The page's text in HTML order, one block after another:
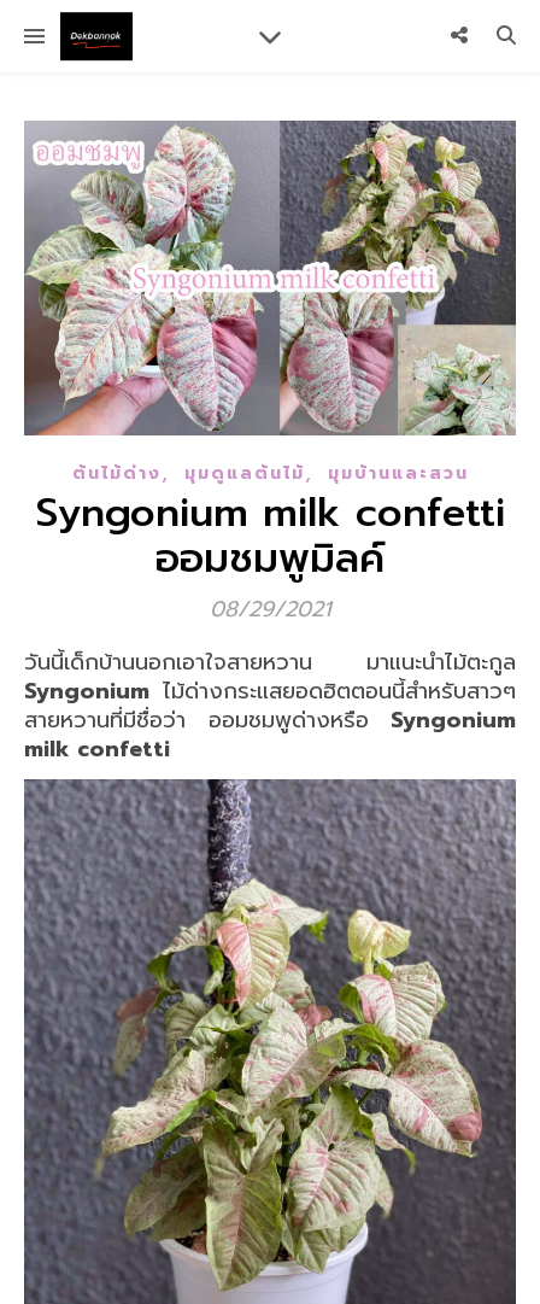
ต้นไม้ด่าง, มุมดูแลต้นไม้, มุมบ้านและสวน
Syngonium milk confetti
ออมชมพูมิลค์
08/29/2021
วันนี้เด็กบ้านนอกเอาใจสายหวาน มาแนะนำไม้ตะกูล
Syngonium ไม้ด่างกระแสยอดฮิตตอนนี้สำหรับสาวๆ
สายหวานที่มีชื่อว่า ออมชมพูด่างหรือ Syngonium
milk confetti